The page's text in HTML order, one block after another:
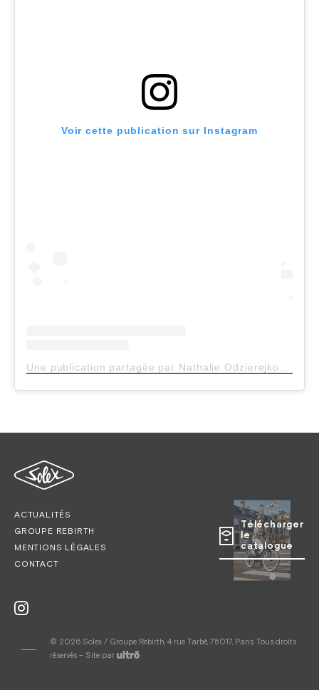
Voir cette publication sur Instagram
Une publication partagée par Nathalie Odzierejko (@natoogram)
ACTUALITÉS
GROUPE REBIRTH
MENTIONS LÉGALES
CONTACT
Télécharger
le
catalogue
© 2026 Solex / Groupe Rebirth, 4 rue Tarbé, 75017, Paris. Tous droits
réservés – Site par